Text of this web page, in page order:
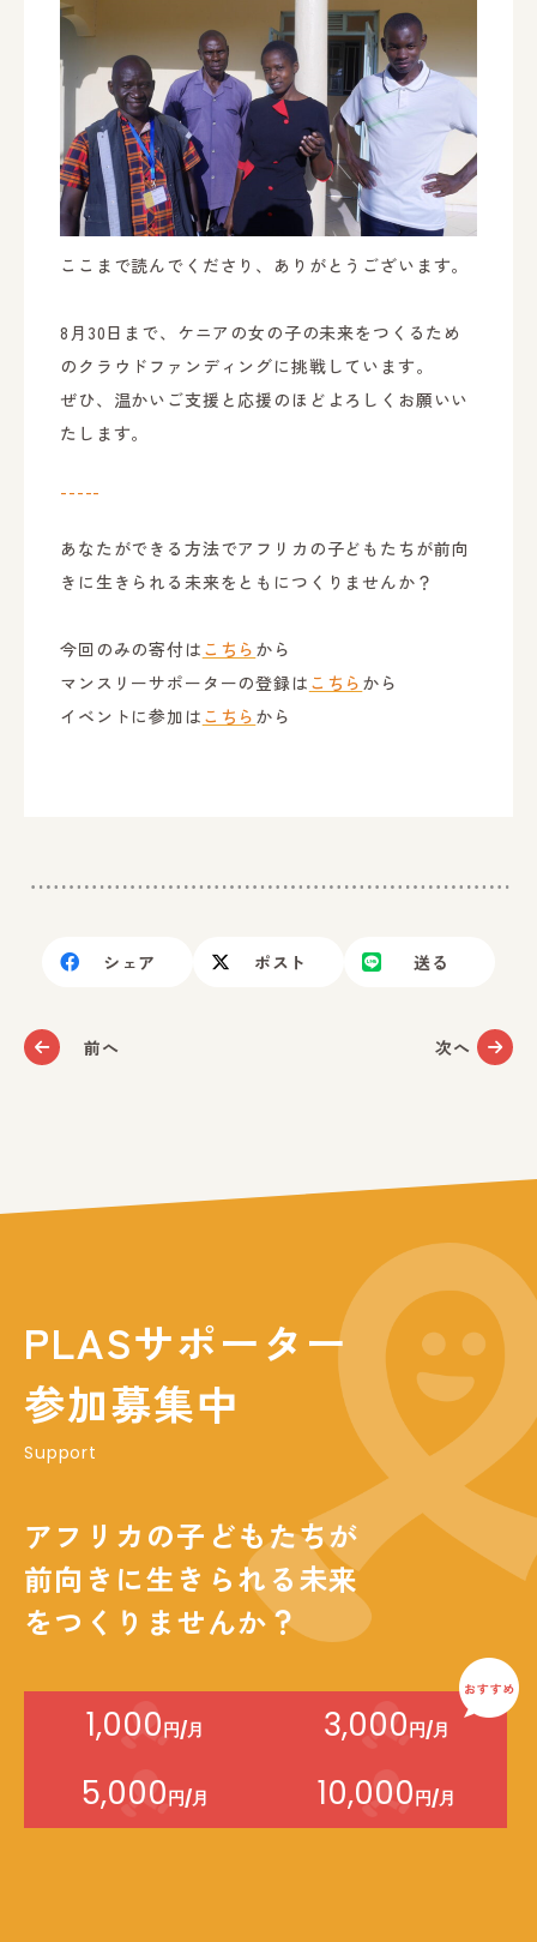
ここまで読んでくださり、ありがとうございます。
8月30日まで、ケニアの女の子の未来をつくるため
のクラウドファンディングに挑戦しています。
ぜひ、温かいご支援と応援のほどよろしくお願いい
たします。
-----
あなたができる方法でアフリカの子どもたちが前向
きに生きられる未来をともにつくりませんか？
今回のみの寄付は こちら から
マンスリーサポーターの登録は こちら から
イベントに参加は こちら から
シェア ポスト 送る
前へ 次へ
PLASサポーター
参加募集中
Support
アフリカの子どもたちが
前向きに生きられる未来
をつくりませんか？
1,000円/月 3,000円/月
5,000円/月 10,000円/月